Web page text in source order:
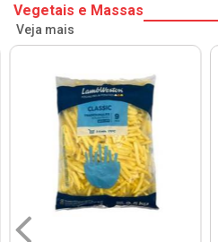
Vegetais e Massas
Veja mais